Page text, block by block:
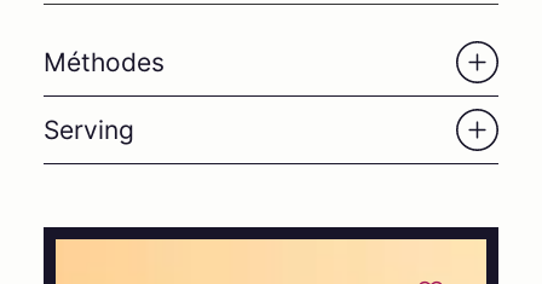
Méthodes
Serving